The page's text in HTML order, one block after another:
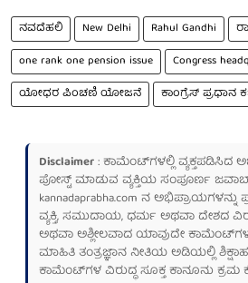
ನವದೆಹಲಿ New Delhi Rahul Gandhi
one rank one pension issue
Congress
ಯೋಧರ ಪಿಂಚಣಿ ಯೋಜನೆ
ಕಾಂಗ್ರೆಸ್ ಪ್ರಧಾನ
Disclaimer: ಕಾಮೆಂಟ್‌ಗಳಲ್ಲಿ ವ್ಯಕ್ತಪಡಿಸಿದ
ಪೋಸ್ಟ್ ಮಾಡುವ ವ್ಯಕ್ತಿಯ ಸಂಪೂರ್ಣ
kannadaprabha.com ನ ಅಭಿಪ್ರಾಯಗಳನ್ನು
ವ್ಯಕ್ತಿ, ಸಮುದಾಯ, ಧರ್ಮ ಅಥವಾ ದೇಶದ
ಅಥವಾ ಅಶ್ಲೀಲವಾದ ಯಾವುದೇ
ಮಾಹಿತಿ ತಂತ್ರಜ್ಞಾನ ನೀತಿಯ ಅಡಿಯಲ್ಲಿ
ಕಾಮೆಂಟ್‌ಗಳ ವಿರುದ್ಧ ಸೂಕ್ತ ಕಾನೂನು ಕ್ರಮ